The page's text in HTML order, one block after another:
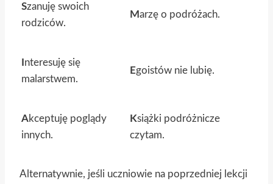
Szanuję swoich
rodziców.
Marzę o podróżach.
nteresuję się
malarstwem.
Egoistów nie lubię.
Akceptuję poglądy
innych.
Książki podróżnicze
czytam.
Alternatywnie, jeśli uczniowie na poprzedniej lekcji